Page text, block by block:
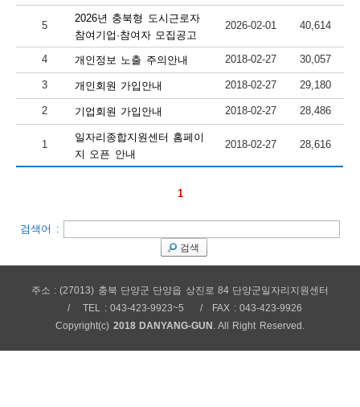
보
보
련
정
우
미
내
5
2026년 충북형 도시근로자
참여기업·참여자 모집공고
2026-02-01 40,614
4 개인정보 노출 주의안내 2018-02-27 30,057
3 개인회원 가입안내 2018-02-27 29,180
2 기업회원 가입안내 2018-02-27 28,486
1
일자리종합지원센터 홈페이
지 오픈 안내
2018-02-27 28,616
1
검색어 :
검색
안
내
센
주소 : (27013) 충북 단양군 단양읍 상진로 84 단양군일자리지원센터
TEL : 043-423-9923~5
FAX : 043-423-9926
Copyright(c) 2018 DANYANG-GUN . All Right Reserved.